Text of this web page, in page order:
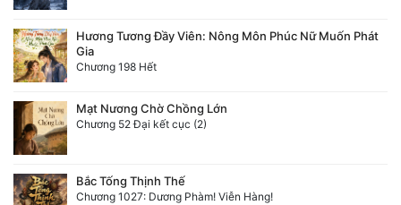
Hương Tương Đầy Viên: Nông Môn Phúc Nữ Muốn Phát
Gia
Chương 198 Hết
Mạt Nương Chờ Chồng Lớn
Chương 52 Đại kết cục (2)
Bắc Tống Thịnh Thế
Chương 1027: Dương Phàm! Viễn Hàng!